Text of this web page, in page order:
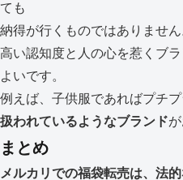
ても
納得が行くものではありません
高い認知度と人の心を惹くブ
よいです。
例えば、子供服であればプチプ
扱われているようなブランド
まとめ
メルカリでの福袋転売は、法